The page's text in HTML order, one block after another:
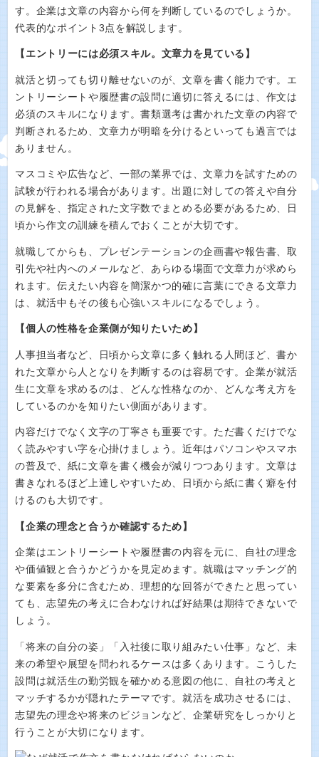
す。企業は文章の内容から何を判断しているのでしょうか。
代表的なポイント3点を解説します。
【エントリーには必須スキル。文章力を見ている】
就活と切っても切り離せないのが、文章を書く能力です。エ
ントリーシートや履歴書の設問に適切に答えるには、作文は
必須のスキルになります。書類選考は書かれた文章の内容で
判断されるため、文章力が明暗を分けるといっても過言では
ありません。
マスコミや広告など、一部の業界では、文章力を試すための
試験が行われる場合があります。出題に対しての答えや自分
の見解を、指定された文字数でまとめる必要があるため、日
頃から作文の訓練を積んでおくことが大切です。
就職してからも、プレゼンテーションの企画書や報告書、取
引先や社内へのメールなど、あらゆる場面で文章力が求めら
れます。伝えたい内容を簡潔かつ的確に言葉にできる文章力
は、就活中もその後も心強いスキルになるでしょう。
【個人の性格を企業側が知りたいため】
人事担当者など、日頃から文章に多く触れる人間ほど、書か
れた文章から人となりを判断するのは容易です。企業が就活
生に文章を求めるのは、どんな性格なのか、どんな考え方を
しているのかを知りたい側面があります。
内容だけでなく文字の丁寧さも重要です。ただ書くだけでな
く読みやすい字を心掛けましょう。近年はパソコンやスマホ
の普及で、紙に文章を書く機会が減りつつあります。文章は
書きなれるほど上達しやすいため、日頃から紙に書く癖を付
けるのも大切です。
【企業の理念と合うか確認するため】
企業はエントリーシートや履歴書の内容を元に、自社の理念
や価値観と合うかどうかを見定めます。就職はマッチング的
な要素を多分に含むため、理想的な回答ができたと思ってい
ても、志望先の考えに合わなければ好結果は期待できないで
しょう。
「将来の自分の姿」「入社後に取り組みたい仕事」など、未
来の希望や展望を問われるケースは多くあります。こうした
設問は就活生の勤労観を確かめる意図の他に、自社の考えと
マッチするかが隠れたテーマです。就活を成功させるには、
志望先の理念や将来のビジョンなど、企業研究をしっかりと
行うことが大切になります。